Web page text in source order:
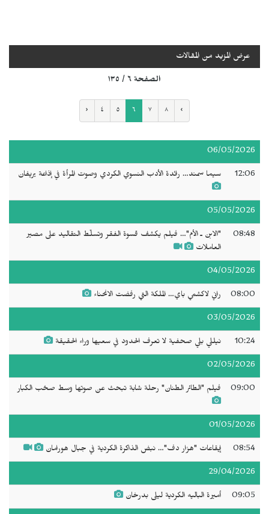
عرض المزيد من المقالات
الصفحة ٦ / ١٣٥
‹ ٤ ٥ ٦ ٧ ٨ ›
06/05/2026
12:06 سيما سمند… رائدة الأدب النسوي الكردي وصوت المرأة في إذاعة يريفان
05/05/2026
08:48
"الابن ـ الأم"… فيلم يكشف قسوة الفقر وتسلّط التقاليد على مصير
العاملات
04/05/2026
08:00 راني لاكشمي باي… الملكة التي رفضت الانحناء
03/05/2026
10:24 نيللي بلي صحفية لا تعرف الحدود في سعيها وراء الحقيقة
02/05/2026
09:00 فيلم "الطائر الطنان" رحلة شابة تبحث عن صوتها وسط صخب الكبار
01/05/2026
08:54 إيقاعات "هزار دف"… نبض الذاكرة الكردية في جبال هورامان
29/04/2026
09:05 أميرة الباليه الكردية ليلى بدرخان